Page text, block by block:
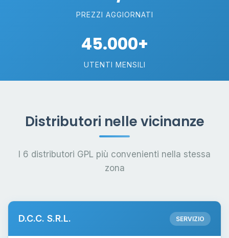
PREZZI AGGIORNATI
45.000+
UTENTI MENSILI
Distributori nelle vicinanze
I 6 distributori GPL più convenienti nella stessa
zona
D.C.C. S.R.L. SERVIZIO